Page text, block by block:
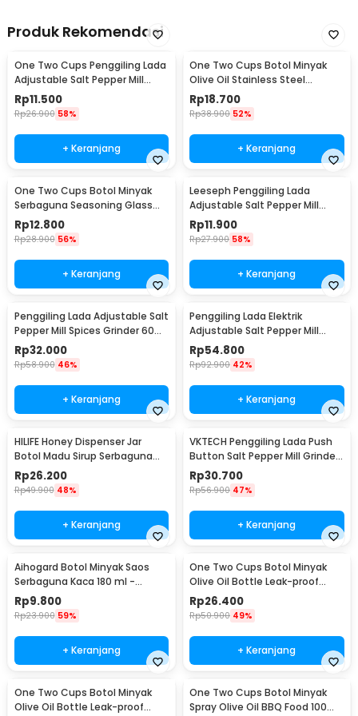
Produk Rekomendasi
One Two Cups Penggiling Lada
Adjustable Salt Pepper Mill
Grinder 160ml - M15996
Rp11.500
Rp26.900 58%
+ Keranjang
One Two Cups Botol Minyak
Olive Oil Stainless Steel
Platted 500ml - OT50
Rp18.700
Rp38.900 52%
+ Keranjang
One Two Cups Botol Minyak
Serbaguna Seasoning Glass
Jar 630ml - CY180
Rp12.800
Rp28.900 56%
+ Keranjang
Leeseph Penggiling Lada
Adjustable Salt Pepper Mill
Grinder 80ml - M1599
Rp11.900
Rp27.900 58%
+ Keranjang
Penggiling Lada Adjustable Salt
Pepper Mill Spices Grinder 60ml
- CIQ
Rp32.000
Rp58.900 46%
+ Keranjang
Penggiling Lada Elektrik
Adjustable Salt Pepper Mill
Grinder 100ml - 15CE7
Rp54.800
Rp92.900 42%
+ Keranjang
HILIFE Honey Dispenser Jar
Botol Madu Sirup Serbaguna
200ml - H1742
Rp26.200
Rp49.900 48%
+ Keranjang
VKTECH Penggiling Lada Push
Button Salt Pepper Mill Grinder
135ml - MG600A
Rp30.700
Rp56.900 47%
+ Keranjang
Aihogard Botol Minyak Saos
Serbaguna Kaca 180 ml -
CW192
Rp9.800
Rp23.900 59%
+ Keranjang
One Two Cups Botol Minyak
Olive Oil Bottle Leak-proof
500ml - CW199
Rp26.400
Rp50.900 49%
+ Keranjang
One Two Cups Botol Minyak
Olive Oil Bottle Leak-proof
One Two Cups Botol Minyak
Spray Olive Oil BBQ Food 100ml